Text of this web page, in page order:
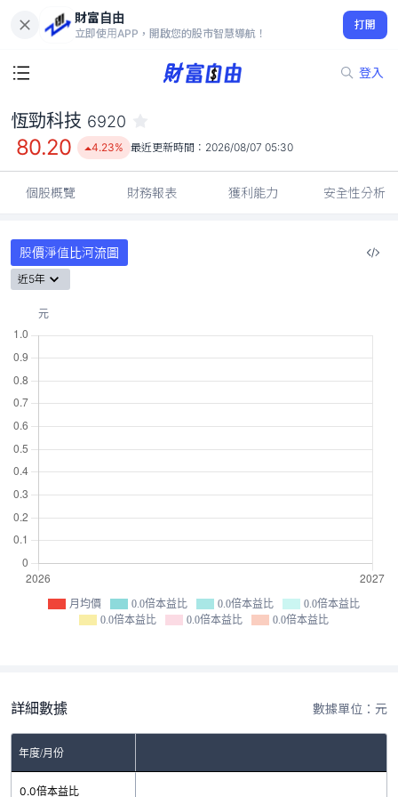
財富自由
立即使用APP，開啟您的股市智慧導航！
打開
登入
80.20
4.23%
恆勁科技 6920
80.20 4.23% 最近更新時間： 2026/08/07 05:30
個股概覽 財務報表 獲利能力 安全性分析
股價淨值比河流圖
近5年
月均價 0.0倍本益比 0.0倍本益比
0.0倍本益比
0.0倍本益比
0.0倍本益比 0.0倍本益比
詳細數據 數據單位：元
年度/月份
0.0倍本益比